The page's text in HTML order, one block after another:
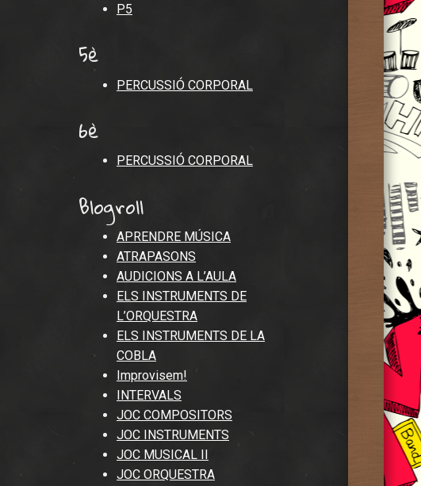
P5
5è
PERCUSSIÓ CORPORAL
6è
PERCUSSIÓ CORPORAL
Blogroll
APRENDRE MÚSICA
ATRAPASONS
AUDICIONS A L’AULA
ELS INSTRUMENTS DE
L’ORQUESTRA
ELS INSTRUMENTS DE LA
COBLA
Improvisem!
INTERVALS
JOC COMPOSITORS
JOC INSTRUMENTS
JOC MUSICAL II
JOC ORQUESTRA